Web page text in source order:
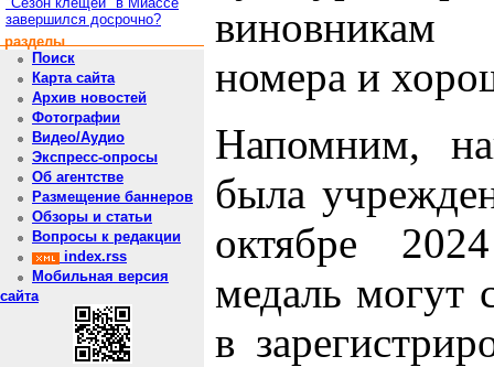
завершился досрочно?
разделы
Поиск
Карта сайта
Архив новостей
Фотографии
Видео/Аудио
Экспресс-опросы
Об агентстве
Размещение баннеров
Обзоры и статьи
Вопросы к редакции
index.rss
Мобильная версия
сайта
виновникам
номера и
Напомним,
была
октябре
медаль могут
в